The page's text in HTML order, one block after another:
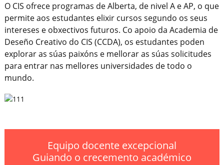
O CIS ofrece programas de Alberta, de nivel A e AP, o que
permite aos estudantes elixir cursos segundo os seus
intereses e obxectivos futuros. Co apoio da Academia de
Deseño Creativo do CIS (CCDA), os estudantes poden
explorar as súas paixóns e mellorar as súas solicitudes
para entrar nas mellores universidades de todo o
mundo.
Equipo docente excepcional
Guiando o crecemento académico